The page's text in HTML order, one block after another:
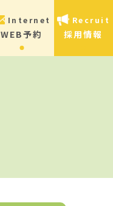
Internet
WEB予約
Recruit
採用情報